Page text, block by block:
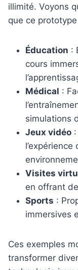
illimité. Voyons
que ce
Éducation :
cours
Médical :
simulations
Jeux vidéo
Visites
en offrant
Sports :
immersives
Ces exemples
transformer